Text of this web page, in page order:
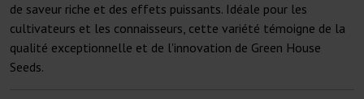
de saveur riche et des effets puissants. Idéale pour les
cultivateurs et les connaisseurs, cette variété témoigne de la
qualité exceptionnelle et de l'innovation de Green House
Seeds.